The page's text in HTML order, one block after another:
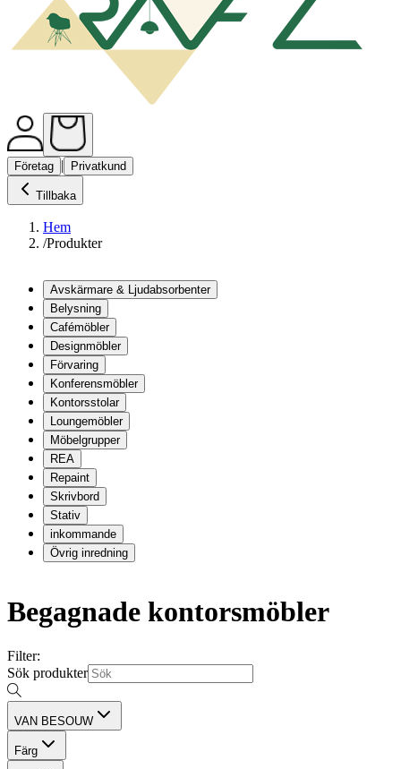
Företag | Privatkund
Tillbaka
Hem
/Produkter
Avskärmare & Ljudabsorbenter
Belysning
Cafémöbler
Designmöbler
Förvaring
Konferensmöbler
Kontorsstolar
Loungemöbler
Möbelgrupper
REA
Repaint
Skrivbord
Stativ
inkommande
Övrig inredning
Begagnade kontorsmöbler
Filter:
Sök produkter
VAN BESOUW
Färg